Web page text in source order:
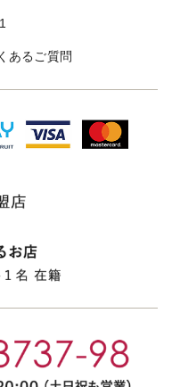
あるご質問